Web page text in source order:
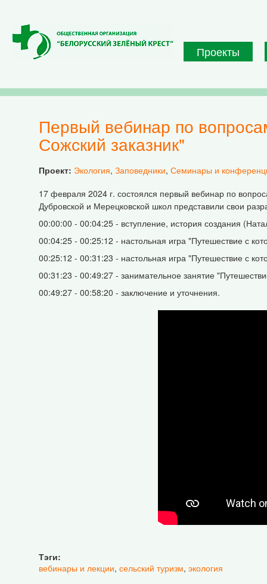
Проекты
Первый вебинар по вопросам использования интерактивного пособия "Днепро-
Сожский заказник"
Проект: Экология, Заповедники, Семинары и
17 февраля 2024 г. состоялся первый вебинар по
Дубровской и Мерецковской школ представили свои
00:00:00 - 00:04:25 - вступление, история создания
00:04:25 - 00:25:12 - настольная игра "Путешествие с
00:25:12 - 00:31:23 - настольная игра "Путешествие с
00:31:23 - 00:49:27 - занимательное занятие
00:49:27 - 00:58:20 - заключение и уточнения.
Тэги:
вебинары и лекции, сельский туризм, экология